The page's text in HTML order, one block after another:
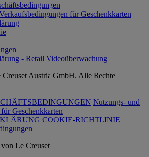
für Geschenkkarten
- Retail Videoüberwachung
Austria GmbH. Alle Rechte
Nutzungs- und
Geschenkkarten
COOKIE-RICHTLINIE
Le Creuset